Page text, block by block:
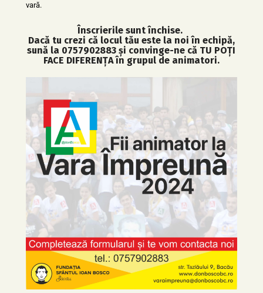
vară.
Înscrierile sunt închise.
Dacă tu crezi că locul tău este la noi în echipă,
sună la 0757902883 și convinge-ne că TU POȚI
FACE DIFERENȚA în grupul de animatori.